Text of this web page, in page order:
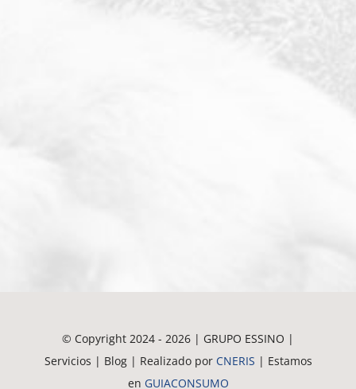
© Copyright 2024 - 2026 | GRUPO ESSINO |
Servicios | Blog | Realizado por CNERIS | Estamos
en GUIACONSUMO